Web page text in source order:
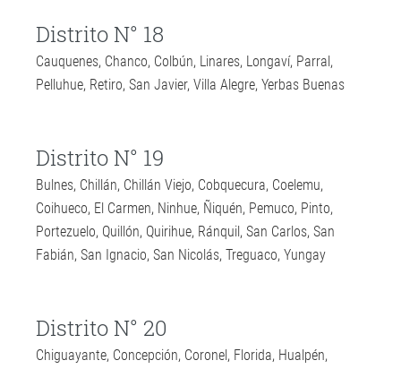
Distrito N° 18
Cauquenes, Chanco, Colbún, Linares, Longaví, Parral,
Pelluhue, Retiro, San Javier, Villa Alegre, Yerbas Buenas
Distrito N° 19
Bulnes, Chillán, Chillán Viejo, Cobquecura, Coelemu,
Coihueco, El Carmen, Ninhue, Ñiquén, Pemuco, Pinto,
Portezuelo, Quillón, Quirihue, Ránquil, San Carlos, San
Fabián, San Ignacio, San Nicolás, Treguaco, Yungay
Distrito N° 20
Chiguayante, Concepción, Coronel, Florida, Hualpén,